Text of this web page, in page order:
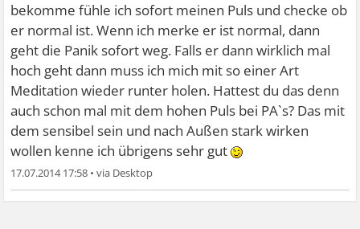
bekomme fühle ich sofort meinen Puls und checke ob
er normal ist. Wenn ich merke er ist normal, dann
geht die Panik sofort weg. Falls er dann wirklich mal
hoch geht dann muss ich mich mit so einer Art
Meditation wieder runter holen. Hattest du das denn
auch schon mal mit dem hohen Puls bei PA`s? Das mit
dem sensibel sein und nach Außen stark wirken
wollen kenne ich übrigens sehr gut
17.07.2014 17:58 •